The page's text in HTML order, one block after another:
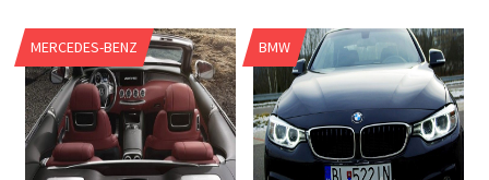
e
n
a
v
MERCEDES-BENZ BMW